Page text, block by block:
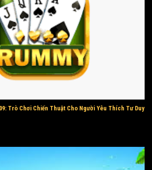
Trò Chơi Chiến Thuật Cho Người Yêu Thích Tư Duy